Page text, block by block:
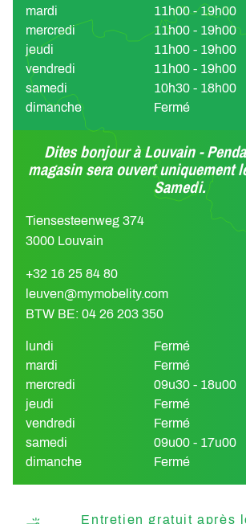
mardi
11h00 - 19h00
mercredi
11h00 - 19h00
jeudi
11h00 - 19h00
vendredi
11h00 - 19h00
samedi
10h30 - 18h00
dimanche
Fermé
Dites bonjour à Louvain -
magasin sera ouvert uniquement
Samedi.
Tiensesteenweg 374
3000 Louvain
+32 16 25 84 80
leuven@mymobelity.com
BTW BE: 04 26 203 350
lundi
Fermé
mardi
Fermé
mercredi
09u30 - 18u00
jeudi
Fermé
vendredi
Fermé
samedi
09u00 - 17u00
dimanche
Fermé
Entretien gratuit après